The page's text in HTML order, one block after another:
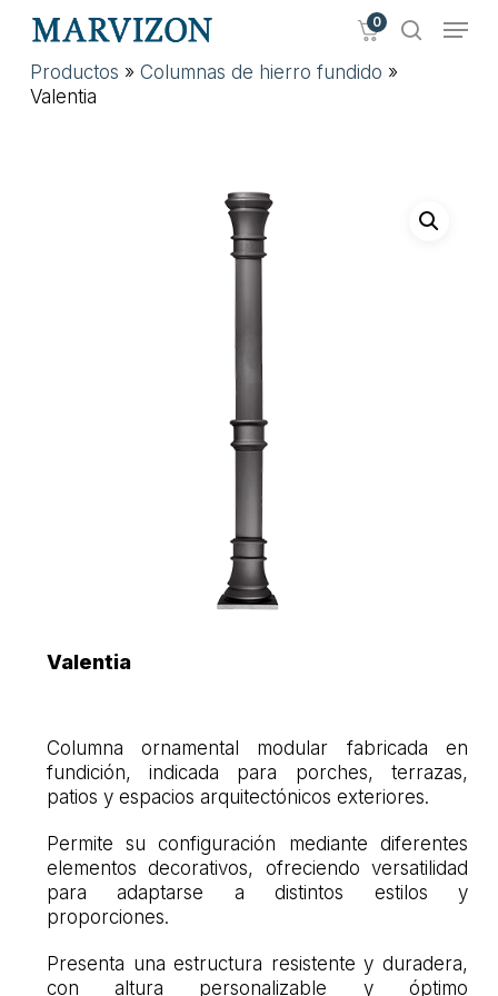
main
content
0 Menu
Productos » Columnas de hierro fundido »
Valentia
Valentia
Columna ornamental modular fabricada en
fundición, indicada para porches, terrazas,
patios y espacios arquitectónicos exteriores.
Permite su configuración mediante diferentes
elementos decorativos, ofreciendo versatilidad
para adaptarse a distintos estilos y
proporciones.
Presenta una estructura resistente y duradera,
con altura personalizable y óptimo